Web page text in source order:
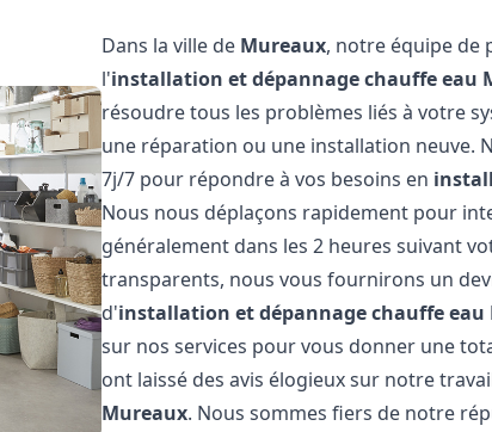
Dans la ville de Mureaux, notre équipe de
l'installation et dépannage chauffe eau
résoudre tous les problèmes liés à votre
une réparation ou une installation neuve.
7j/7 pour répondre à vos besoins en
Nous nous déplaçons rapidement pour
généralement dans les 2 heures suivant
transparents, nous vous fournirons un
d'installation et dépannage chauffe eau
sur nos services pour vous donner une
ont laissé des avis élogieux sur notre
Mureaux. Nous sommes fiers de notre